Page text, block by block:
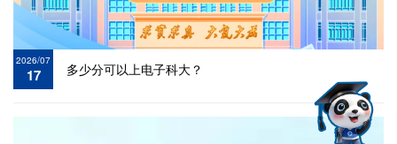
2026/07
17 多少分可以上电子科大？